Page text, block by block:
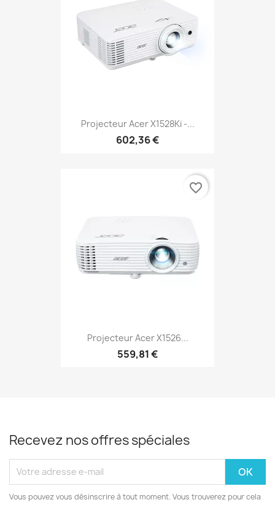
Projecteur Acer X1528Ki -...
602,36 €
Projecteur Acer X1526...
559,81 €
favorite_border
Recevez nos offres spéciales
Vous pouvez vous désinscrire à tout moment. Vous trouverez pour cela